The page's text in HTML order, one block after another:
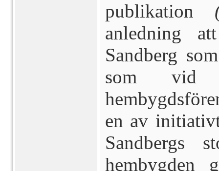
publikation
anledning
Sandberg
som vid
en av
Sandbergs
hembygden